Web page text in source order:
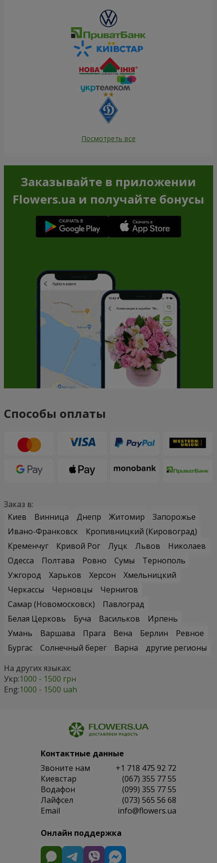
Посмотреть все
Заказывайте в приложении
Flowers.ua и получайте бонусы
Способы оплаты
Заказ в:
Киев
Винница Днепр Житомир
Запорожье
Ивано-Франковск
Кропивницкий (Кировоград)
Кременчуг
Кривой Рог Луцк Львов
Николаев
Одесса
Полтава Ровно Сумы
Тернополь
Ужгород
Харьков Херсон
Хмельницкий
Черкассы
Черновцы
Чернигов
Самар (Новомосковск)
Павлоград
Белая Церковь
Буча Васильков
Ирпень
Умань
Варшава Прага Вена Берлин
Ревное
Бургас
Солнечный берег Варна
другие регионы
На других языках:
Укр:1000 - 1500 грн
Eng:1000 - 1500 uah
Контактные данные
Звоните нам
+1 718 475 92 72
Киевстар
(067) 355 77 55
Водафон
(099) 355 77 55
Лайфсел
(073) 565 56 68
Email
info@flowers.ua
Онлайн поддержка